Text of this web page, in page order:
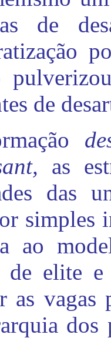
de
de
as
das
simples
ao
de elite e
as vagas
dos